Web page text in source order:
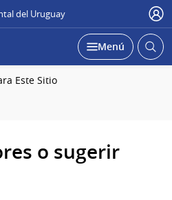
del Uruguay
Abierta
Desplegar
Menú Abrir
Este Sitio
o sugerir